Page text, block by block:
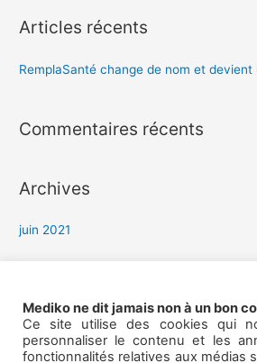
h
r
e
Articles récents
RemplaSanté change de nom et devient
Commentaires récents
Archives
juin 2021
Presse
Mediko ne dit jamais non à un bon
Ce site utilise des cookies qui
personnaliser le contenu et les
fonctionnalités relatives aux médias